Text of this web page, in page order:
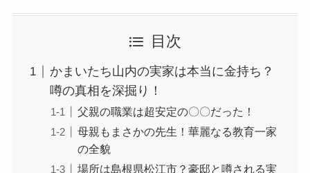
目次
かまいたち山内の実家は本当に金持ち？
噂の真相を深掘り！
父親の職業は超安定の〇〇だった！
母親もまさかの先生！華麗なる教育一家
の全貌
場所は島根県松江市？豪邸と噂される実